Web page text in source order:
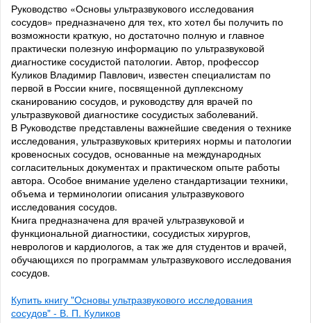
Руководство «Основы ультразвукового исследования
сосудов» предназначено для тех, кто хотел бы получить по
возможности краткую, но достаточно полную и главное
практически полезную информацию по ультразвуковой
диагностике сосудистой патологии. Автор, профессор
Куликов Владимир Павлович, известен специалистам по
первой в России книге, посвященной дуплексному
сканированию сосудов, и руководству для врачей по
ультразвуковой диагностике сосудистых заболеваний.
В Руководстве представлены важнейшие сведения о технике
исследования, ультразвуковых критериях нормы и патологии
кровеносных сосудов, основанные на международных
согласительных документах и практическом опыте работы
автора. Особое внимание уделено стандартизации техники,
объема и терминологии описания ультразвукового
исследования сосудов.
Книга предназначена для врачей ультразвуковой и
функциональной диагностики, сосудистых хирургов,
неврологов и кардиологов, а так же для студентов и врачей,
обучающихся по программам ультразвукового исследования
сосудов.
Купить книгу "Основы ультразвукового исследования
сосудов" - В. П. Куликов